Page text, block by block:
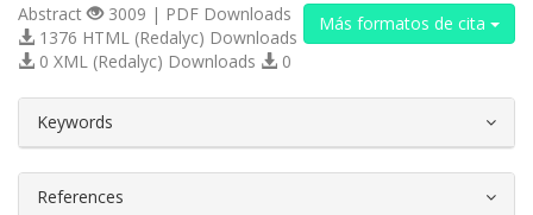
Más formatos de cita
Abstract
3009 | PDF Downloads
1376 HTML (Redalyc) Downloads
0 XML (Redalyc) Downloads
0
Keywords
References